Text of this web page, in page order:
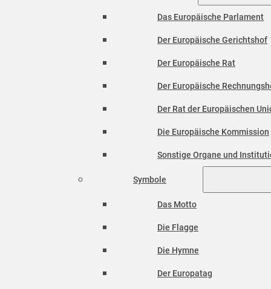
Das Europäische Parlament
Der Europäische Gerichtshof
Der Europäische Rat
Der Europäische
Der Rat der Europäischen
Die Europäische Kommission
Sonstige Organe und
Symbole
Das Motto
Die Flagge
Die Hymne
Der Europatag